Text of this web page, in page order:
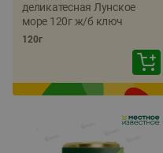
деликатесная Лунское
море 120г ж/б ключ
120г